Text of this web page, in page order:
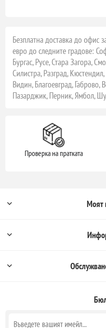
Безплатна доставка до офис
евро до следните градове:
Бургас, Русе, Стара Загора,
Силистра, Разград,
Видин, Благоевград, Габрово,
Пазарджик, Перник, Ямбол,
Проверка на пратката
Моят